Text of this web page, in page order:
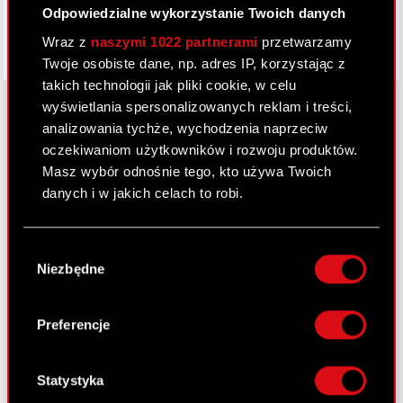
Odpowiedzialne wykorzystanie Twoich danych
Wraz z naszymi 1022 partnerami przetwarzamy
Twoje osobiste dane, np. adres IP, korzystając z
takich technologii jak pliki cookie, w celu
wyświetlania spersonalizowanych reklam i treści,
analizowania tychże, wychodzenia naprzeciw
oczekiwaniom użytkowników i rozwoju produktów.
Masz wybór odnośnie tego, kto używa Twoich
danych i w jakich celach to robi.
Gromadzić dane dotyczące Twojej
lokalizacji geograficznej z dokładnością nawet
Identyfikować Twoje urządzenie, aktywnie
analizując charakteryzującego je zbiory
palca)
zgody
Niezbędne
Preferencje
Statystyka
O CD PROJEKT
Grupa Kapitałowa
Nasz biznes
Inwestorzy
Media